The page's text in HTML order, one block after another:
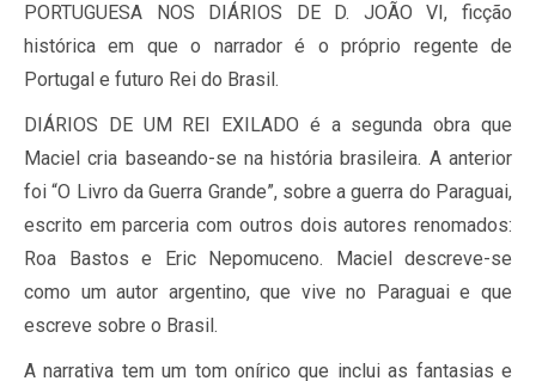
PORTUGUESA NOS DIÁRIOS DE D. JOÃO VI, ficção
histórica em que o narrador é o próprio regente de
Portugal e futuro Rei do Brasil.
DIÁRIOS DE UM REI EXILADO é a segunda obra que
Maciel cria baseando-se na história brasileira. A anterior
foi “O Livro da Guerra Grande”, sobre a guerra do Paraguai,
escrito em parceria com outros dois autores renomados:
Roa Bastos e Eric Nepomuceno. Maciel descreve-se
como um autor argentino, que vive no Paraguai e que
escreve sobre o Brasil.
A narrativa tem um tom onírico que inclui as fantasias e